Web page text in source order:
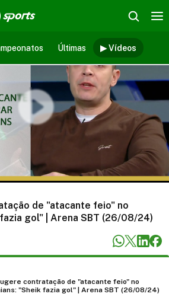
Últimas ▶ Vídeos
de "atacante feio" no
gol" | Arena SBT (26/08/24)
contratação de "atacante feio" no
"Sheik fazia gol" | Arena SBT (26/08/24)